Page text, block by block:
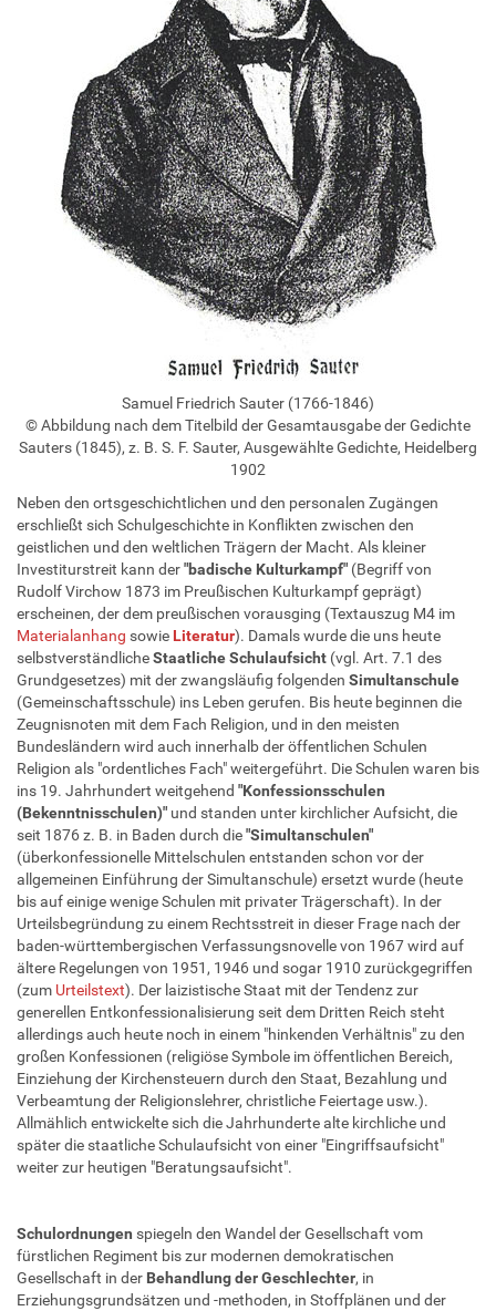
Samuel Friedrich Sauter (1766-1846)
© Abbildung nach dem Titelbild der Gesamtausgabe der Gedichte
Sauters (1845), z. B. S. F. Sauter, Ausgewählte Gedichte, Heidelberg
1902
Neben den ortsgeschichtlichen und den personalen Zugängen
erschließt sich Schulgeschichte in Konflikten zwischen den
geistlichen und den weltlichen Trägern der Macht. Als kleiner
Investiturstreit kann der"badische Kulturkampf" (Begriff von
Rudolf Virchow 1873 im Preußischen Kulturkampf geprägt)
erscheinen, der dem preußischen vorausging (Textauszug M4 im
Materialanhang sowie Literatur). Damals wurde die uns heute
selbstverständlicheStaatliche Schulaufsicht (vgl. Art. 7.1 des
Grundgesetzes) mit der zwangsläufig folgenden Simultanschule
(Gemeinschaftsschule) ins Leben gerufen. Bis heute beginnen die
Zeugnisnoten mit dem Fach Religion, und in den meisten
Bundesländern wird auch innerhalb der öffentlichen Schulen
Religion als "ordentliches Fach" weitergeführt. Die Schulen waren bis
ins 19. Jahrhundert weitgehend "Konfessionsschulen
(Bekenntnisschulen)" und standen unter kirchlicher Aufsicht, die
seit 1876 z. B. in Baden durch die"Simultanschulen"
(überkonfessionelle Mittelschulen entstanden schon vor der
allgemeinen Einführung der Simultanschule) ersetzt wurde (heute
bis auf einige wenige Schulen mit privater Trägerschaft). In der
Urteilsbegründung zu einem Rechtsstreit in dieser Frage nach der
baden-württembergischen Verfassungsnovelle von 1967 wird auf
ältere Regelungen von 1951, 1946 und sogar 1910 zurückgegriffen
(zum Urteilstext). Der laizistische Staat mit der Tendenz zur
generellen Entkonfessionalisierung seit dem Dritten Reich steht
allerdings auch heute noch in einem "hinkenden Verhältnis" zu den
großen Konfessionen (religiöse Symbole im öffentlichen Bereich,
Einziehung der Kirchensteuern durch den Staat, Bezahlung und
Verbeamtung der Religionslehrer, christliche Feiertage usw.).
Allmählich entwickelte sich die Jahrhunderte alte kirchliche und
später die staatliche Schulaufsicht von einer "Eingriffsaufsicht"
weiter zur heutigen "Beratungsaufsicht".
Schulordnungen spiegeln den Wandel der Gesellschaft vom
fürstlichen Regiment bis zur modernen demokratischen
Gesellschaft in der Behandlung der Geschlechter, in
Erziehungsgrundsätzen und -methoden, in Stoffplänen und der